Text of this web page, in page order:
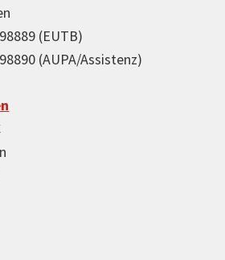
(EUTB)
(AUPA/Assistenz)